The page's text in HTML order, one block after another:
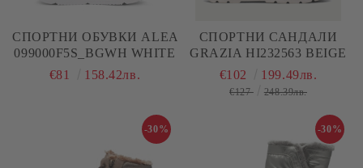
СПОРТНИ ОБУВКИ ALEA
099000F5S_BGWH WHITE
€81
158.42лв.
СПОРТНИ САНДАЛИ
GRAZIA HI232563 BEIGE
€102 199.49лв.
€127 248.39лв.
-30% -30%